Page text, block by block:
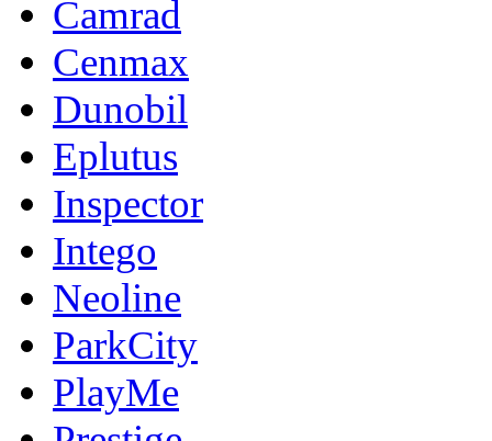
Camrad
Cenmax
Dunobil
Eplutus
Inspector
Intego
Neoline
ParkCity
PlayMe